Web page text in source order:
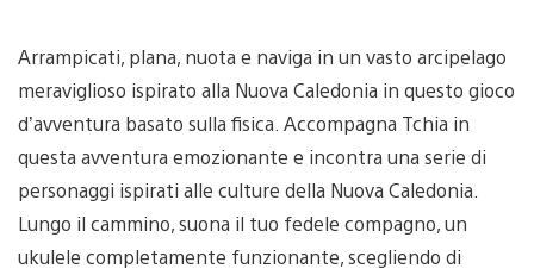
Arrampicati, plana, nuota e naviga in un vasto arcipelago
meraviglioso ispirato alla Nuova Caledonia in questo gioco
d’avventura basato sulla fisica. Accompagna Tchia in
questa avventura emozionante e incontra una serie di
personaggi ispirati alle culture della Nuova Caledonia.
Lungo il cammino, suona il tuo fedele compagno, un
ukulele completamente funzionante, scegliendo di